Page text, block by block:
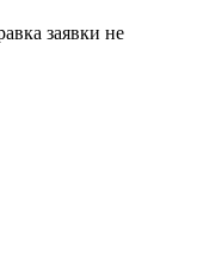
заявки не